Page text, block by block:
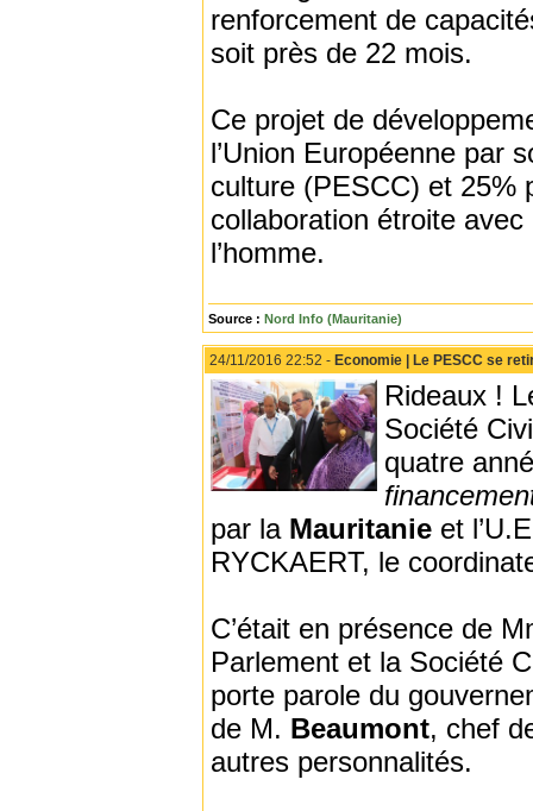
renforcement de
soit près de 22 mois.
Ce projet de
l’Union Européenne par
culture (PESCC) et 25%
collaboration étroite
l’homme.
Source : Nord Info (Mauritanie)
24/11/2016 22:52 - Economie | Le PESCC se
Rideaux !
Société
quatre
par la Mauritanie et
RYCKAERT, le
C’était en présence de
Parlement et la Société
porte parole du
de M. Beaumont, chef
autres personnalités.